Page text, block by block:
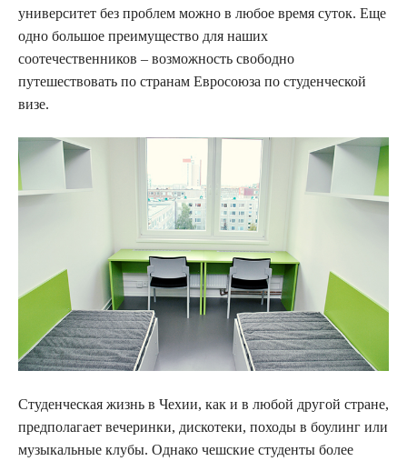
университет без проблем можно в любое время суток. Еще
одно большое преимущество для наших
соотечественников – возможность свободно
путешествовать по странам Евросоюза по студенческой
визе.
Студенческая жизнь в Чехии, как и в любой другой стране,
предполагает вечеринки, дискотеки, походы в боулинг или
музыкальные клубы. Однако чешские студенты более